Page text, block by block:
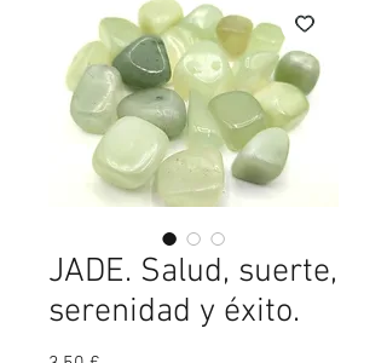
JADE. Salud, suerte,
serenidad y éxito.